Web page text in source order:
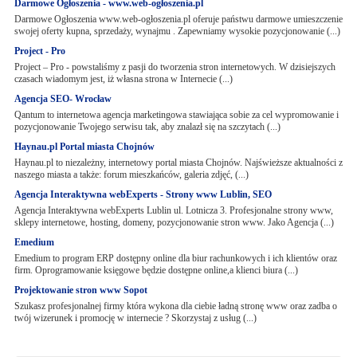
Darmowe Ogłoszenia - www.web-ogłoszenia.pl
Darmowe Ogłoszenia www.web-ogłoszenia.pl oferuje państwu darmowe umieszczenie
swojej oferty kupna, sprzedaży, wynajmu . Zapewniamy wysokie pozycjonowanie (...)
Project - Pro
Project – Pro - powstaliśmy z pasji do tworzenia stron internetowych. W dzisiejszych
czasach wiadomym jest, iż własna strona w Internecie (...)
Agencja SEO- Wrocław
Qantum to internetowa agencja marketingowa stawiająca sobie za cel wypromowanie i
pozycjonowanie Twojego serwisu tak, aby znalazł się na szczytach (...)
Haynau.pl Portal miasta Chojnów
Haynau.pl to niezależny, internetowy portal miasta Chojnów. Najświeższe aktualności z
naszego miasta a także: forum mieszkańców, galeria zdjęć, (...)
Agencja Interaktywna webExperts - Strony www Lublin, SEO
Agencja Interaktywna webExperts Lublin ul. Lotnicza 3. Profesjonalne strony www,
sklepy internetowe, hosting, domeny, pozycjonowanie stron www. Jako Agencja (...)
Emedium
Emedium to program ERP dostępny online dla biur rachunkowych i ich klientów oraz
firm. Oprogramowanie księgowe będzie dostępne online,a klienci biura (...)
Projektowanie stron www Sopot
Szukasz profesjonalnej firmy która wykona dla ciebie ładną stronę www oraz zadba o
twój wizerunek i promocję w internecie ? Skorzystaj z usług (...)